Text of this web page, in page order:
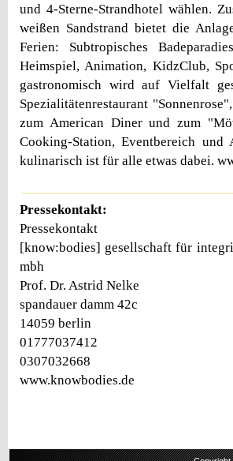
und 4-Sterne-Strandhotel wählen.
weißen Sandstrand bietet die
Ferien: Subtropisches
Heimspiel, Animation, KidzClub,
gastronomisch wird auf Vielfalt
Spezialitätenrestaurant
zum American Diner und zum
Cooking-Station, Eventbereich
kulinarisch ist für alle etwas dabei.
Pressekontakt:
Pressekontakt
[know:bodies] gesellschaft für
mbh
Prof. Dr. Astrid Nelke
spandauer damm 42c
14059 berlin
01777037412
0307032668
www.knowbodies.de